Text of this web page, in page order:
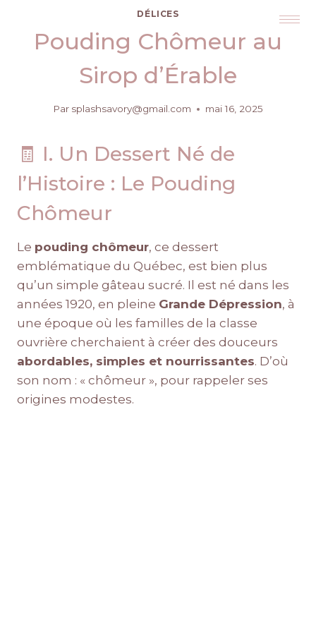
DÉLICES
Pouding Chômeur au
Sirop d’Érable
Par splashsavory@gmail.com mai 16, 2025
🧾 I. Un Dessert Né de
l’Histoire : Le Pouding
Chômeur
Le pouding chômeur, ce dessert
emblématique du Québec, est bien plus
qu’un simple gâteau sucré. Il est né dans les
années 1920, en pleine Grande Dépression, à
une époque où les familles de la classe
ouvrière cherchaient à créer des douceurs
abordables, simples et nourrissantes. D’où
son nom : « chômeur », pour rappeler ses
origines modestes.